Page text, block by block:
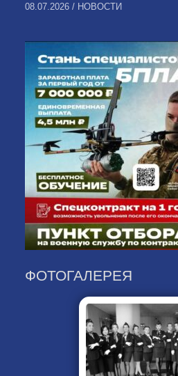
08.07.2026 / НОВОСТИ
ФОТОГАЛЕРЕЯ